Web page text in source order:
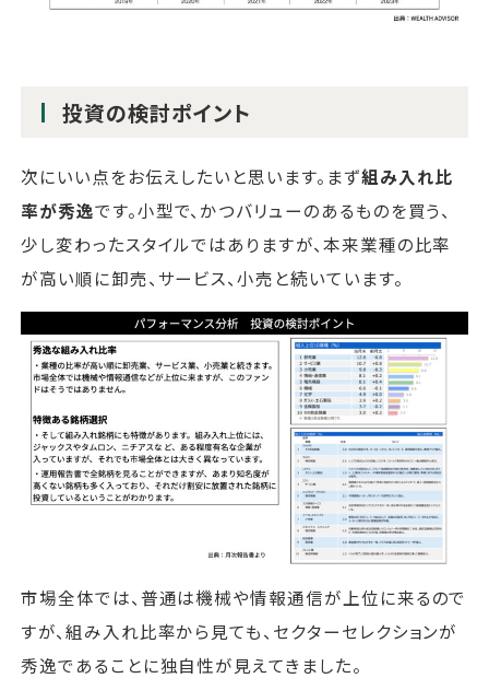
投資の検討ポイント
次にいい点をお伝えしたいと思います。まず組み入れ比
率が秀逸です。小型で、かつバリューのあるものを買う、
少し変わったスタイルではありますが、本来業種の比率
が高い順に卸売、サービス、小売と続いています。
市場全体では、普通は機械や情報通信が上位に来るので
すが、組み入れ比率から見ても、セクターセレクションが
秀逸であることに独自性が見えてきました。